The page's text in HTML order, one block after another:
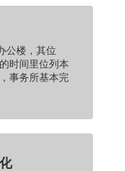
楼，其位
时间里位列本
事务所基本完